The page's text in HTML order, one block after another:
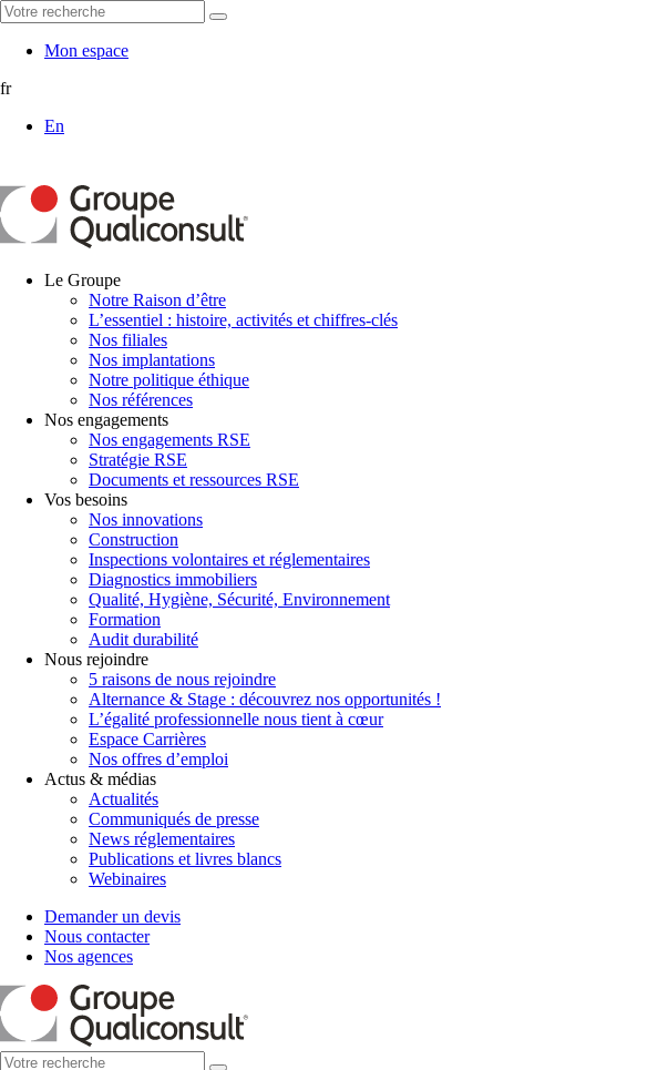
Mon espace
fr
En
Le Groupe
Notre Raison d’être
L’essentiel : histoire, activités et chiffres-clés
Nos filiales
Nos implantations
Notre politique éthique
Nos références
Nos engagements
Nos engagements RSE
Stratégie RSE
Documents et ressources RSE
Vos besoins
Nos innovations
Construction
Inspections volontaires et réglementaires
Diagnostics immobiliers
Qualité, Hygiène, Sécurité, Environnement
Formation
Audit durabilité
Nous rejoindre
5 raisons de nous rejoindre
Alternance & Stage : découvrez nos opportunités !
L’égalité professionnelle nous tient à cœur
Espace Carrières
Nos offres d’emploi
Actus & médias
Actualités
Communiqués de presse
News réglementaires
Publications et livres blancs
Webinaires
Demander un devis
Nous contacter
Nos agences